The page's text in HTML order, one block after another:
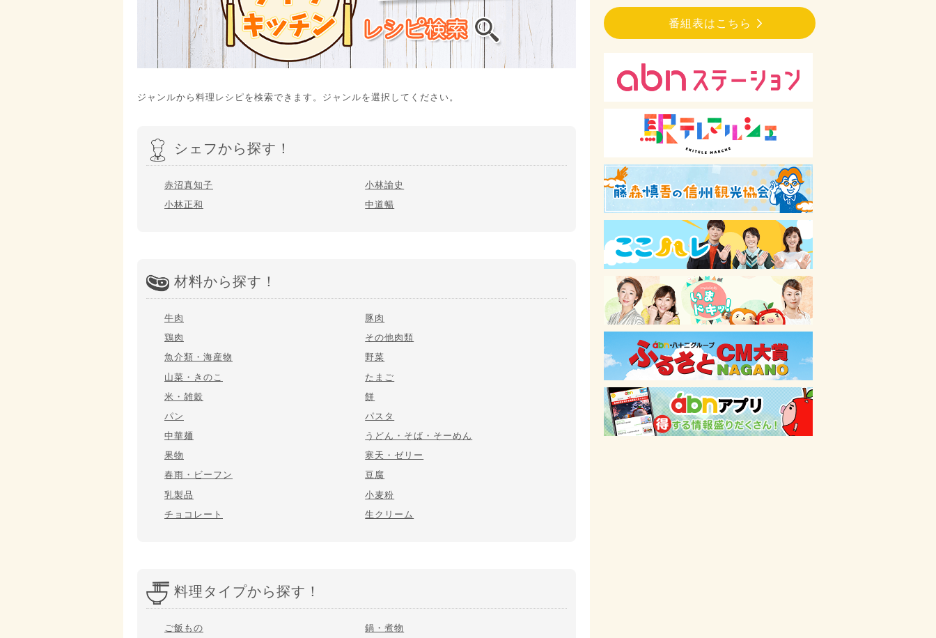
ジャンルから料理レシピを検索できます。ジャンルを選択してください。
シェフから探す！
赤沼真知子
小林諭史
小林正和
中道暢
材料から探す！
牛肉
豚肉
鶏肉
その他肉類
魚介類・海産物
野菜
山菜・きのこ
たまご
米・雑穀
餅
パン
パスタ
中華麺
うどん・そば・そーめん
果物
寒天・ゼリー
春雨・ビーフン
豆腐
乳製品
小麦粉
チョコレート
生クリーム
料理タイプから探す！
ご飯もの
鍋・煮物
番組表はこちら